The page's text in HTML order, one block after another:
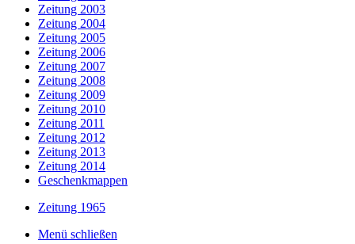
Zeitung 2003
Zeitung 2004
Zeitung 2005
Zeitung 2006
Zeitung 2007
Zeitung 2008
Zeitung 2009
Zeitung 2010
Zeitung 2011
Zeitung 2012
Zeitung 2013
Zeitung 2014
Geschenkmappen
Zeitung 1965
Menü schließen